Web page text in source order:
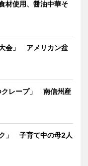
材使用、醤油中華そ
会」 アメリカン盆
クレープ」 南信州産
」 子育て中の母2人